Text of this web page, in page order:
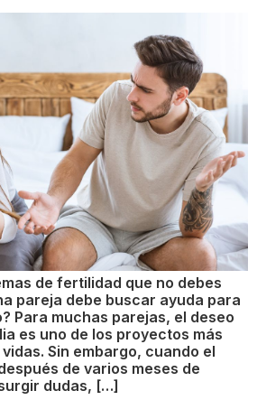
de fertilidad que no debes
pareja debe buscar ayuda para
Para muchas parejas, el deseo
es uno de los proyectos más
Sin embargo, cuando el
de varios meses de
dudas, […]